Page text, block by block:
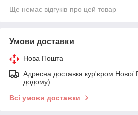
Ще немає відгуків про цей товар
Умови доставки
Нова Пошта
Адресна доставка кур'єром Нової
додому)
Всі умови доставки